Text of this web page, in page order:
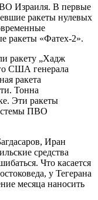
Израиля. В первые
ракеты нулевых
ракеты «Фатех-2».
ракету „Хадж
США генерала
ракета
Тонна
Эти ракеты
ПВО
Иран
средства
Что касается
у Тегерана
месяца наносить